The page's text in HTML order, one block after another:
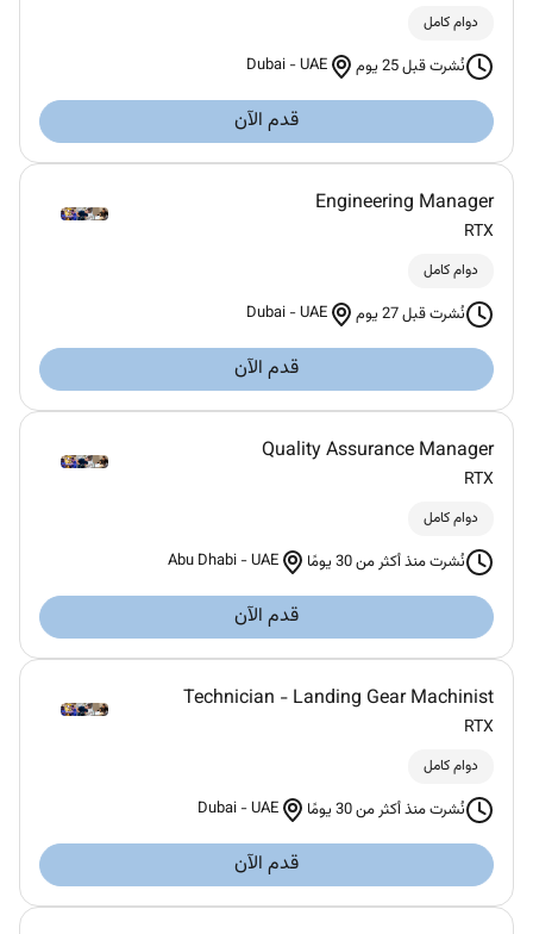
دوام كامل
نُشرت قبل 25 يوم Dubai -UAE
قدم الآن
Engineering Manager
RTX
دوام كامل
نُشرت قبل 27 يوم Dubai -UAE
قدم الآن
Quality Assurance Manager
RTX
دوام كامل
نُشرت منذ أكثر من 30 يومًا Abu Dhabi -UAE
قدم الآن
Technician - Landing Gear Machinist
RTX
دوام كامل
نُشرت منذ أكثر من 30 يومًا Dubai -UAE
قدم الآن